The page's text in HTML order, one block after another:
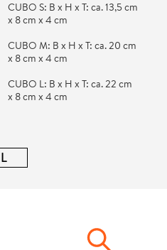
CUBO S: B x H x T: ca. 13,5 cm
x 8 cm x 4 cm
CUBO M: B x H x T: ca. 20 cm
x 8 cm x 4 cm
CUBO L: B x H x T: ca. 22 cm
x 8 cm x 4 cm
L(Diese Option ist zurzeit nicht